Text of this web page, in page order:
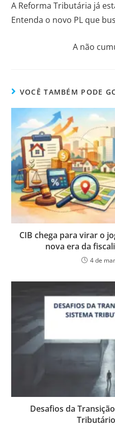
A Reforma Tributária já
Entenda o novo PL que
A não
VOCÊ TAMBÉM PODE
CIB chega para virar o
nova era da
4 de
Desafios da